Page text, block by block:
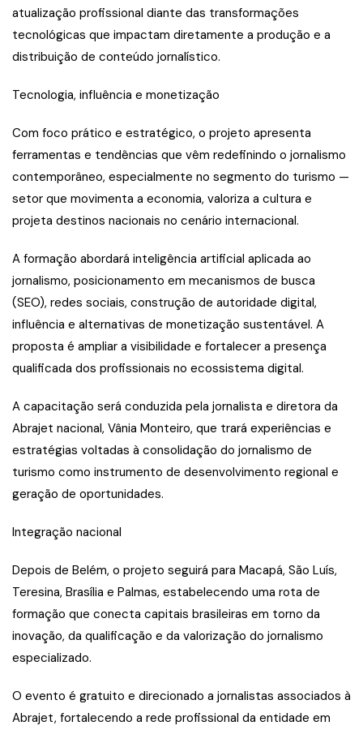
atualização profissional diante das transformações
tecnológicas que impactam diretamente a produção e a
distribuição de conteúdo jornalístico.
Tecnologia, influência e monetização
Com foco prático e estratégico, o projeto apresenta
ferramentas e tendências que vêm redefinindo o jornalismo
contemporâneo, especialmente no segmento do turismo —
setor que movimenta a economia, valoriza a cultura e
projeta destinos nacionais no cenário internacional.
A formação abordará inteligência artificial aplicada ao
jornalismo, posicionamento em mecanismos de busca
(SEO), redes sociais, construção de autoridade digital,
influência e alternativas de monetização sustentável. A
proposta é ampliar a visibilidade e fortalecer a presença
qualificada dos profissionais no ecossistema digital.
A capacitação será conduzida pela jornalista e diretora da
Abrajet nacional, Vânia Monteiro, que trará experiências e
estratégias voltadas à consolidação do jornalismo de
turismo como instrumento de desenvolvimento regional e
geração de oportunidades.
Integração nacional
Depois de Belém, o projeto seguirá para Macapá, São Luís,
Teresina, Brasília e Palmas, estabelecendo uma rota de
formação que conecta capitais brasileiras em torno da
inovação, da qualificação e da valorização do jornalismo
especializado.
O evento é gratuito e direcionado a jornalistas associados à
Abrajet, fortalecendo a rede profissional da entidade em